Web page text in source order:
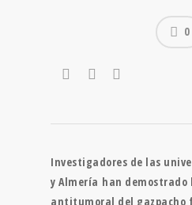
0
Investigadores de las
y Almería han demostrado
antitumoral del gazpacho